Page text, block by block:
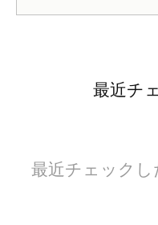
最近チ
最近チェック